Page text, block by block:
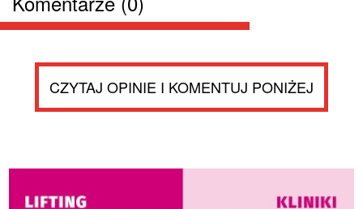
CZYTAJ OPINIE I KOMENTUJ PONIŻEJ